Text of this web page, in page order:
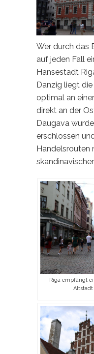
Wer durch das
auf jeden Fall
Hansestadt
Danzig liegt
optimal an
direkt an der
Daugava
erschlossen
Handelsrouten
Riga empfängt
Altstadt